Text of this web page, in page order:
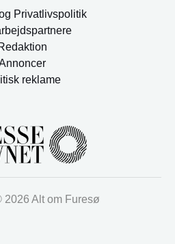
Privatlivspolitik
reklame
2026 Alt om Furesø